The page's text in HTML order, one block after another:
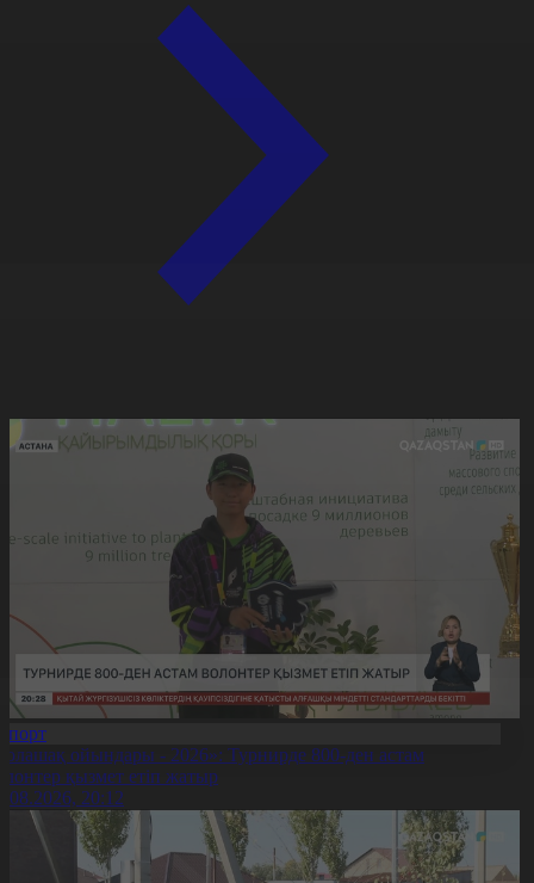
ойындары - 2026»: Турнирде 800-ден астам
қызмет етіп жатыр
20:12